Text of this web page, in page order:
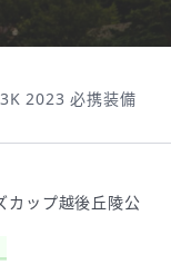
2023 必携装備
ップ越後丘陵公